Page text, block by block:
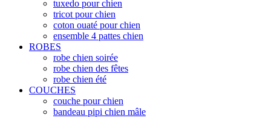
tuxedo pour chien
tricot pour chien
coton ouaté pour chien
ensemble 4 pattes chien
ROBES
robe chien soirée
robe chien des fêtes
robe chien été
COUCHES
couche pour chien
bandeau pipi chien mâle